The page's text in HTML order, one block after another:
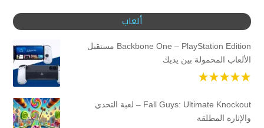
ألعاب
Backbone One – PlayStation Edition مستقبل
الألعاب المحمولة بين يديك
Fall Guys: Ultimate Knockout – لعبة التحدي
والإثارة المطلقة